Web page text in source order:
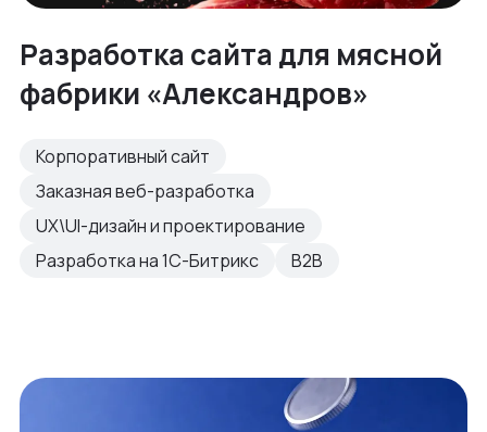
Разработка сайта для мясной
фабрики «Александров»
Корпоративный сайт
Заказная веб-разработка
UX\UI-дизайн и проектирование
Разработка на 1С-Битрикс
B2B